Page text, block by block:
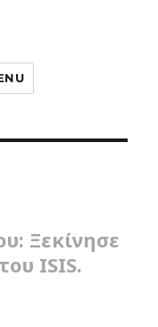
Ξεκίνησε
ISIS.